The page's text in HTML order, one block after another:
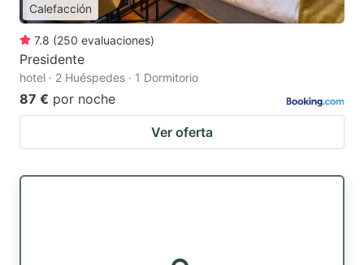
Calefacción
7.8 (250 evaluaciones)
Presidente
hotel · 2 Huéspedes · 1 Dormitorio
87 € por noche
Ver oferta